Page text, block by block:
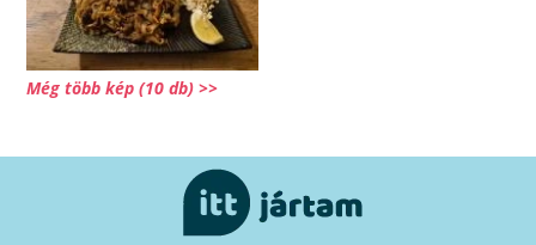
Még több kép (10 db) >>